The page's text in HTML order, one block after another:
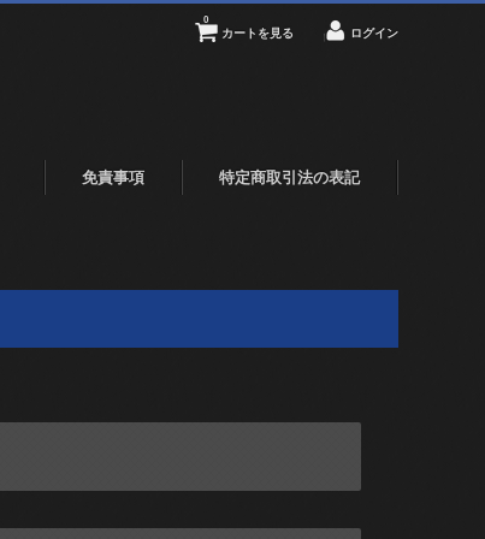
カートを見る
0
ログイン
免責事項 特定商取引法の表記